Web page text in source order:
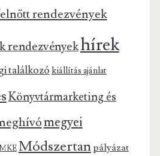
rendezvények
rendezvényekhírek
találkozó kiállítás ajánlat
Könyvtármarketing és
megyei
MKE Módszertanpályázat